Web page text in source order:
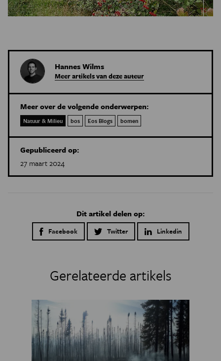
Hannes Wilms
Meer artikels van deze auteur
Meer over de volgende onderwerpen:
Natuur & Milieu bos Eos Blogs bomen
Gepubliceerd op:
27 maart 2024
Dit artikel delen op:
Facebook Twitter Linkedin
Gerelateerde artikels